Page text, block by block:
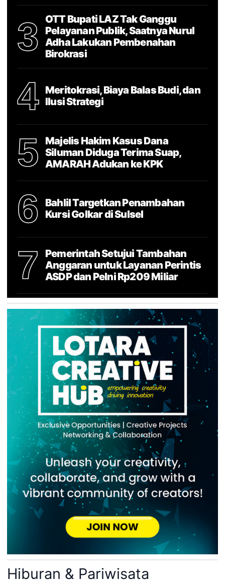
3
OTT Bupati LAZ Tak Ganggu
Pelayanan Publik, Saatnya Nurul
Adha Lakukan Pembenahan
Birokrasi
4
Meritokrasi, Biaya Balas Budi, dan
Ilusi Strategi
5
Majelis Hakim Kasus Dana
Siluman Diduga Terima Suap,
AMARAH Adukan ke KPK
6
Bahlil Targetkan Penambahan
Kursi Golkar di Sulsel
7
Pemerintah Setujui Tambahan
Anggaran untuk Layanan Perintis
ASDP dan Pelni Rp209 Miliar
Hiburan & Pariwisata